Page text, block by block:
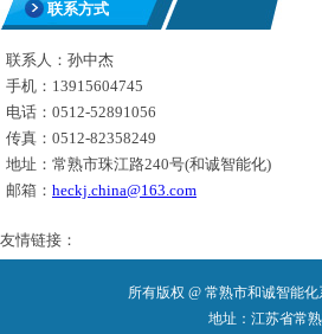
联系方式
联系人：孙中杰
手机：13915604745
电话：0512-52891056
传真：0512-82358249
地址：常熟市珠江路240号(和诚智能化)
邮箱： heckj.china@163.com
友情链接：
所有版权 @ 常熟市和诚智能
地址：江苏省常